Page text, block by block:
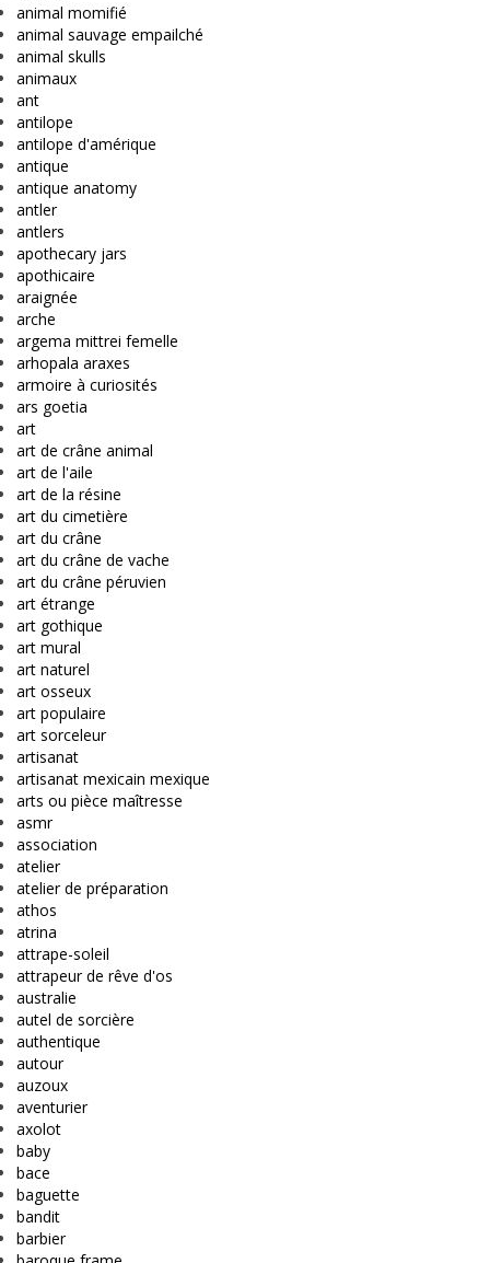
animal momifié
animal sauvage empailché
animal skulls
animaux
ant
antilope
antilope d'amérique
antique
antique anatomy
antler
antlers
apothecary jars
apothicaire
araignée
arche
argema mittrei femelle
arhopala araxes
armoire à curiosités
ars goetia
art
art de crâne animal
art de l'aile
art de la résine
art du cimetière
art du crâne
art du crâne de vache
art du crâne péruvien
art étrange
art gothique
art mural
art naturel
art osseux
art populaire
art sorceleur
artisanat
artisanat mexicain mexique
arts ou pièce maîtresse
asmr
association
atelier
atelier de préparation
athos
atrina
attrape-soleil
attrapeur de rêve d'os
australie
autel de sorcière
authentique
autour
auzoux
aventurier
axolot
baby
bace
baguette
bandit
barbier